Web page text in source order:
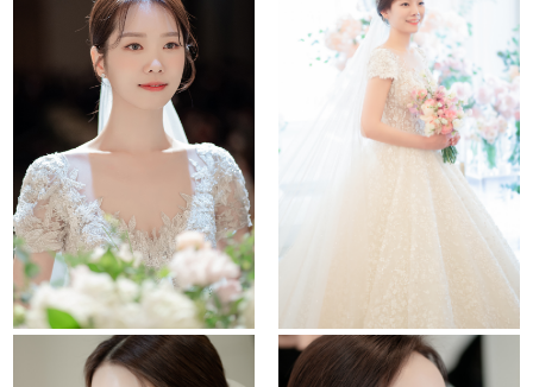
Untitled lotte